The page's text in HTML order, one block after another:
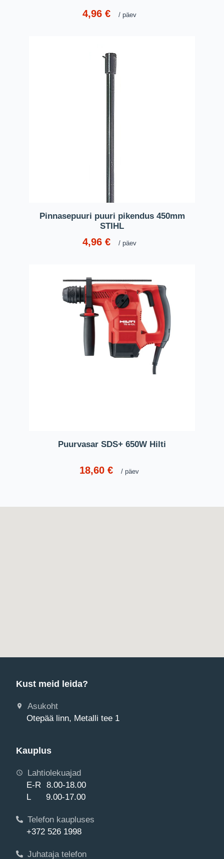
4,96 € päev
Pinnasepuuri puuri pikendus 450mm
STIHL
4,96 € päev
Puurvasar SDS+ 650W Hilti
18,60€ päev
Kust meid leida?
Asukoht
Otepää linn, Metalli tee 1
Kauplus
Lahtiolekuajad
E-R 8.00-18.00
L 9.00-17.00
Telefon kaupluses
+372 526 1998
Juhataja telefon